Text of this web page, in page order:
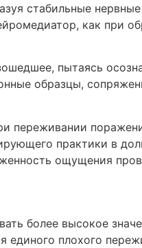
стабильные
как при
пытаясь
образцы,
переживании
практики в
ощущения
более высокое
плохого